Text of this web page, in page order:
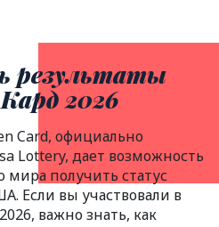
результаты
2026
Card, официально
Lottery, дает возможность
мира получить статус
Если вы участвовали в
важно знать, как